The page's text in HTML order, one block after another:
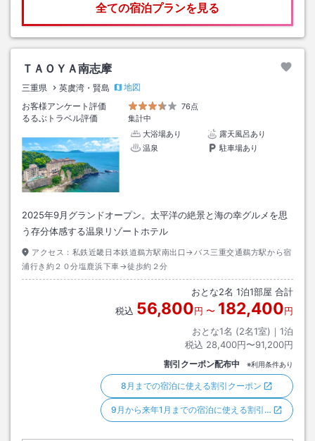
全ての宿泊プランを見る
ＴＡＯＹＡ南志摩
三重県 英虞湾・賢島
地図
お客様アンケート評価
76点
るるぶトラベル評価
集計中
大浴場あり
露天風呂あり
温泉
駐車場あり
2025年9月グランドオープン。太平洋の絶景と海の幸グルメを思
う存分体感する温泉リゾートホテル
アクセス： 私鉄近畿日本鉄道鵜方駅南出口→バス三重交通鵜方駅から宿
浦行き約２０分塩鹿浜下車→徒歩約２分
おとな2名 1泊1部屋 合計
税込 56,800円 〜 182,400円
おとな1名 (2名1室)｜ 1泊
税込 28,400円〜91,200円
割引クーポン配布中 ※利用条件あり
8月までの宿泊に使える割引クーポン
9月から来年1月までの宿泊に使える割引…